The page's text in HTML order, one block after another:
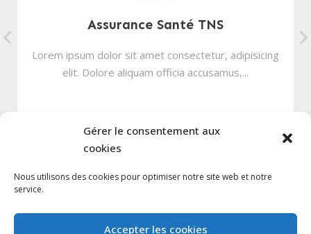
Gérer le consentement aux
cookies
Nous utilisons des cookies pour optimiser notre site web et notre
service.
Accepter les cookies
Assurance Santé TNS
Lorem ipsum dolor sit amet consectetur, adipisicing
elit. Dolore aliquam officia accusamus,...
Votre devis en quelques clics